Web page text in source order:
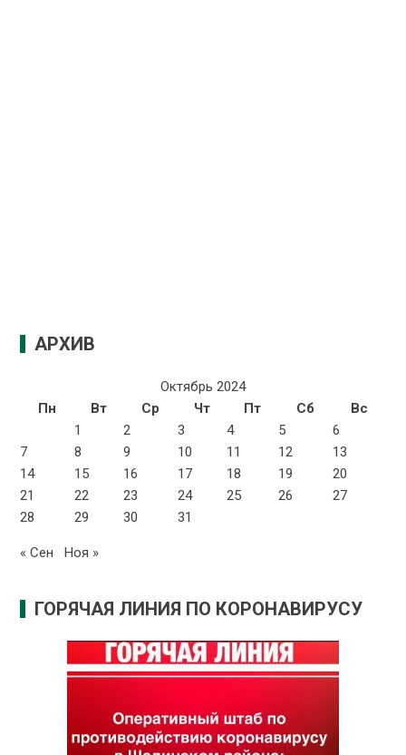
АРХИВ
Октябрь 2024
Пн
Вт Ср Чт Пт Сб
Вс
1
2 3 4 5
6
7
8 9 10 11 12
13
14
15 16 17 18 19
20
21
22 23 24 25 26
27
28
29 30 31
« Сен Ноя »
ГОРЯЧАЯ ЛИНИЯ ПО КОРОНАВИРУСУ